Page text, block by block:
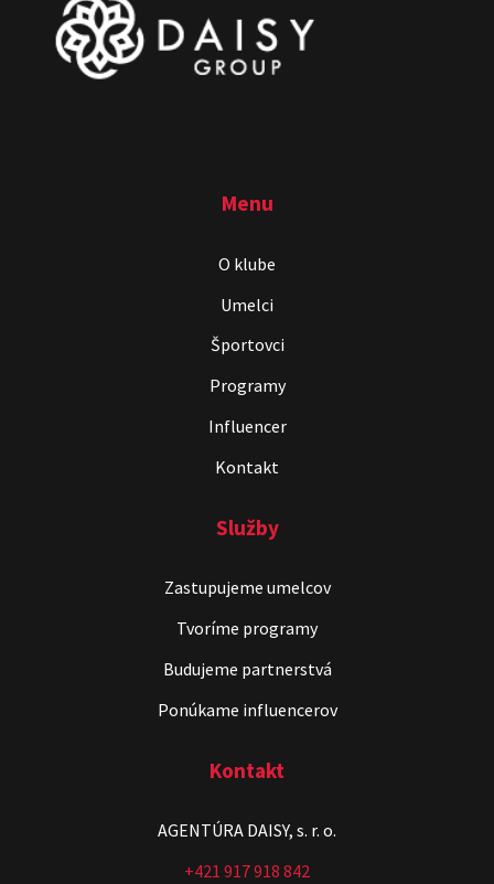
Menu
O klube
Umelci
Športovci
Programy
Influencer
Kontakt
Služby
Zastupujeme umelcov
Tvoríme programy
Budujeme partnerstvá
Ponúkame influencerov
Kontakt
AGENTÚRA DAISY, s. r. o.
+421 917 918 842